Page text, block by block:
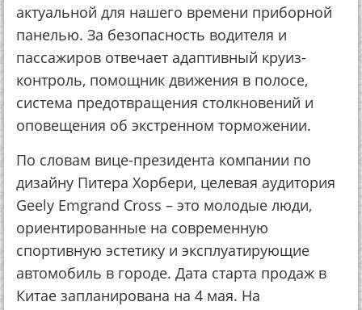
актуальной для нашего времени приборной
панелью. За безопасность водителя и
пассажиров отвечает адаптивный круиз-
контроль, помощник движения в полосе,
система предотвращения столкновений и
оповещения об экстренном торможении.
По словам вице-президента компании по
дизайну Питера Хорбери, целевая аудитория
Geely Emgrand Cross – это молодые люди,
ориентированные на современную
спортивную эстетику и эксплуатирующие
автомобиль в городе. Дата старта продаж в
Китае запланирована на 4 мая. На